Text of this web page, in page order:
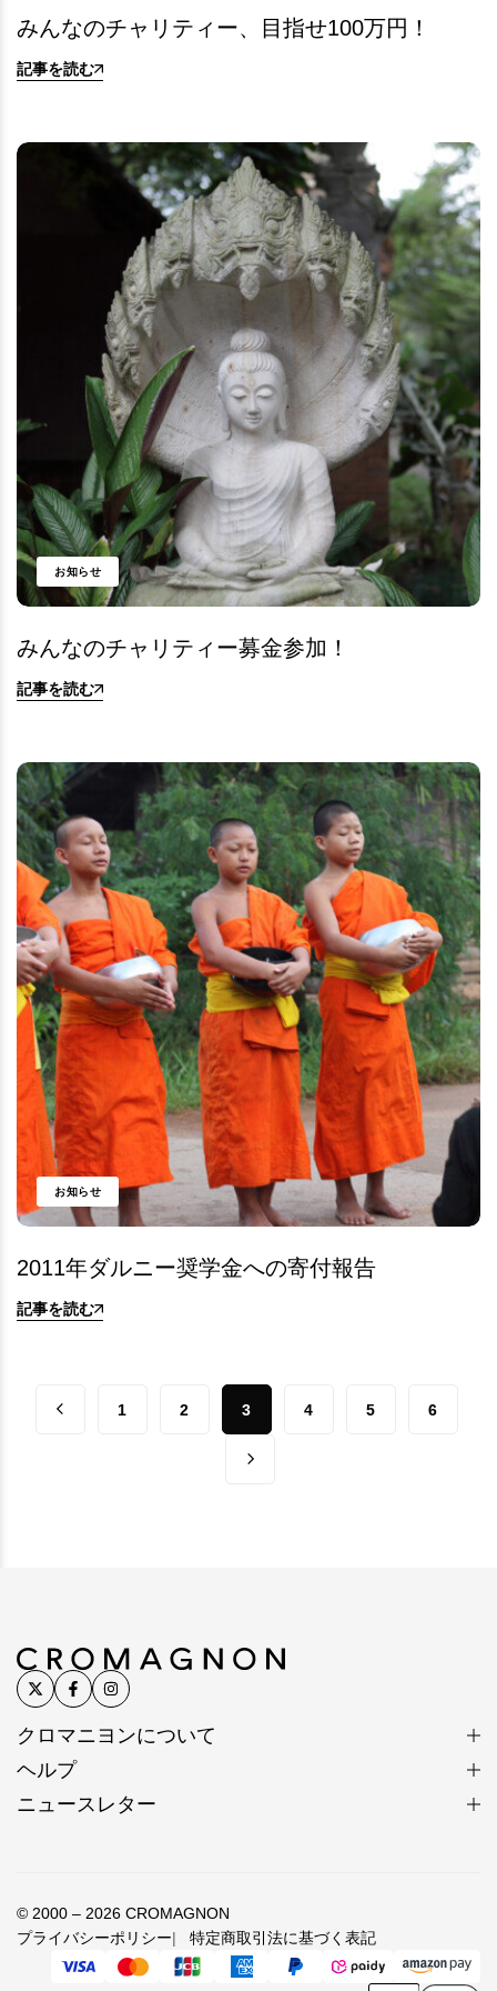
みんなのチャリティー、目指せ100万円！
記事を読む
お知らせ
みんなのチャリティー募金参加！
記事を読む
お知らせ
2011年ダルニー奨学金への寄付報告
記事を読む
1 2 3 4 5 6
クロマニヨンについて
ヘルプ
ニュースレター
© 2000 – 2026 CROMAGNON
プライバシーポリシー
特定商取引法に基づく表記